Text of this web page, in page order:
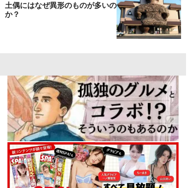
土偶にはなぜ異形のものが多いの
か？